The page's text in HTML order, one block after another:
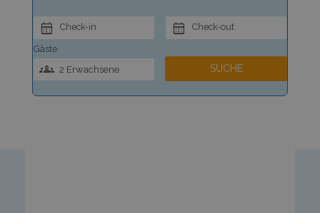
Check-in Check-out
2 Erwachsene
Gäste
SUCHE